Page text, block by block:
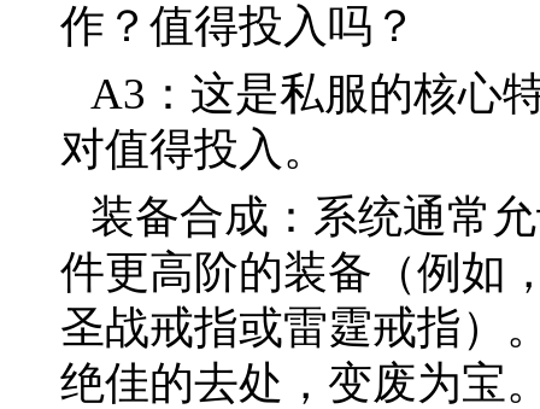
作？值得投入吗？
A3：这是私服的核心
对值得投入。
装备合成：系统通常
件更高阶的装备（例如
圣战戒指或雷霆戒指）
绝佳的去处，变废为宝